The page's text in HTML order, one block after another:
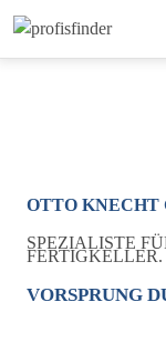
OTTO KNECHT
SPEZIALISTE
FERTIGKELLER.
VORSPRUNG